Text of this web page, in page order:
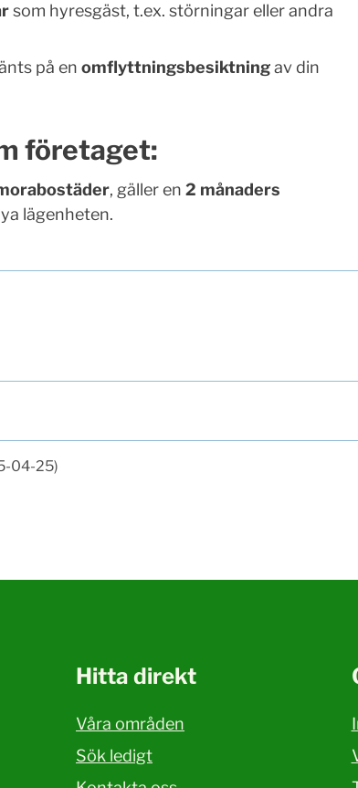
som hyresgäst, t.ex. störningar eller andra
på en omflyttningsbesiktningav din
företaget:
, gäller en 2 månaders
lägenheten.
04-25)
Hitta direkt
Våra områden
Sök ledigt